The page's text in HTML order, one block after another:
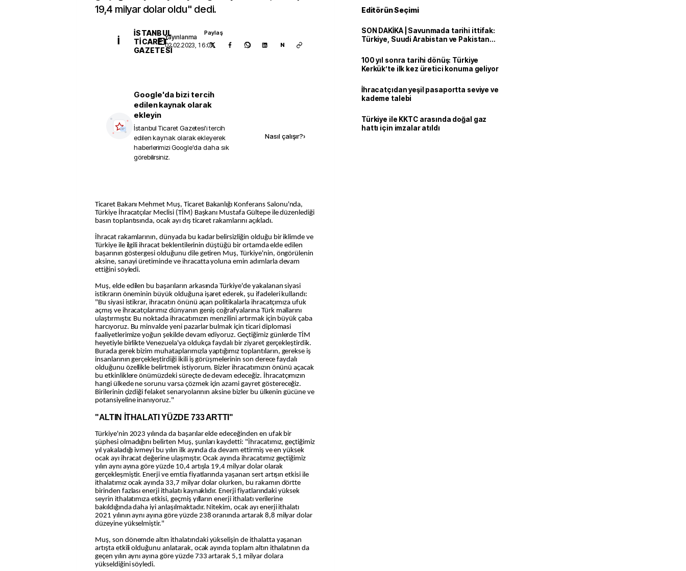
19,4 milyar dolar oldu" dedi.
İ
İSTANBUL
TICARET
GAZETESI
Yayınlanma
02.02.2023, 16:07
Paylaş
N
Google'da bizi tercih
edilen kaynak olarak
ekleyin
İstanbul Ticaret Gazetesi'i tercih
edilen kaynak olarak ekleyerek
haberlerimizi Google'da daha sık
görebilirsiniz.
Nasıl çalışır?›
Ticaret Bakanı Mehmet Muş, Ticaret Bakanlığı Konferans Salonu'nda,
Türkiye İhracatçılar Meclisi (TİM) Başkanı Mustafa Gültepe ile düzenlediği
basın toplantısında, ocak ayı dış ticaret rakamlarını açıkladı.
İhracat rakamlarının, dünyada bu kadar belirsizliğin olduğu bir iklimde ve
Türkiye ile ilgili ihracat beklentilerinin düştüğü bir ortamda elde edilen
başarının göstergesi olduğunu dile getiren Muş, Türkiye'nin, öngörülenin
aksine, sanayi üretiminde ve ihracatta yoluna emin adımlarla devam
ettiğini söyledi.
Muş, elde edilen bu başarıların arkasında Türkiye'de yakalanan siyasi
istikrarın öneminin büyük olduğuna işaret ederek, şu ifadeleri kullandı:
"Bu siyasi istikrar, ihracatın önünü açan politikalarla ihracatçımıza ufuk
açmış ve ihracatçılarımız dünyanın geniş coğrafyalarına Türk mallarını
ulaştırmıştır. Bu noktada ihracatımızın menzilini artırmak için büyük çaba
harcıyoruz. Bu minvalde yeni pazarlar bulmak için ticari diplomasi
faaliyetlerimize yoğun şekilde devam ediyoruz. Geçtiğimiz günlerde TİM
heyetiyle birlikte Venezuela'ya oldukça faydalı bir ziyaret gerçekleştirdik.
Burada gerek bizim muhataplarımızla yaptığımız toplantıların, gerekse iş
insanlarının gerçekleştirdiği ikili iş görüşmelerinin son derece faydalı
olduğunu özellikle belirtmek istiyorum. Bizler ihracatımızın önünü açacak
bu etkinliklere önümüzdeki süreçte de devam edeceğiz. İhracatçımızın
hangi ülkede ne sorunu varsa çözmek için azami gayret göstereceğiz.
Birilerinin çizdiği felaket senaryolarının aksine bizler bu ülkenin gücüne ve
potansiyeline inanıyoruz."
"ALTIN İTHALATI YÜZDE 733 ARTTI"
Türkiye'nin 2023 yılında da başarılar elde edeceğinden en ufak bir
şüphesi olmadığını belirten Muş, şunları kaydetti: "İhracatımız, geçtiğimiz
yıl yakaladığı ivmeyi bu yılın ilk ayında da devam ettirmiş ve en yüksek
ocak ayı ihracat değerine ulaşmıştır. Ocak ayında ihracatımız geçtiğimiz
yılın aynı ayına göre yüzde 10,4 artışla 19,4 milyar dolar olarak
gerçekleşmiştir. Enerji ve emtia fiyatlarında yaşanan sert artışın etkisi ile
ithalatımız ocak ayında 33,7 milyar dolar olurken, bu rakamın dörtte
birinden fazlası enerji ithalatı kaynaklıdır. Enerji fiyatlarındaki yüksek
seyrin ithalatımıza etkisi, geçmiş yılların enerji ithalatı verilerine
bakıldığında daha iyi anlaşılmaktadır. Nitekim, ocak ayı enerji ithalatı
2021 yılının aynı ayına göre yüzde 238 oranında artarak 8,8 milyar dolar
düzeyine yükselmiştir."
Muş, son dönemde altın ithalatındaki yükselişin de ithalatta yaşanan
artışta etkili olduğunu anlatarak, ocak ayında toplam altın ithalatının da
geçen yılın aynı ayına göre yüzde 733 artarak 5,1 milyar dolara
yükseldiğini söyledi.
Editörün Seçimi
SON DAKİKA | Savunmada tarihi ittifak:
Türkiye, Suudi Arabistan ve Pakistan
100 yıl sonra tarihi dönüş: Türkiye
Kerkük’te ilk kez üretici konuma geliyor
İhracatçıdan yeşil pasaportta seviye ve
kademe talebi
Türkiye ile KKTC arasında doğal gaz
hattı için imzalar atıldı